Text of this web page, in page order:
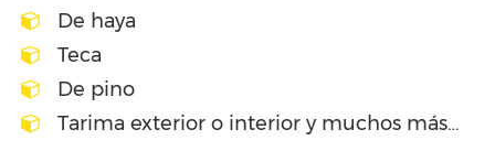
De haya
Teca
De pino
Tarima exterior o interior y muchos más…